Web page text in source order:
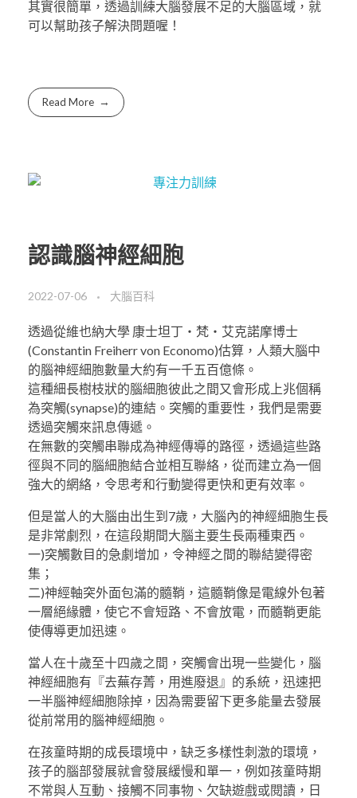
其實很簡單，透過訓練大腦發展不足的大腦區域，就
可以幫助孩子解決問題喔！
Read More
認識腦神經細胞
2022-07-06 大腦百科
透過從維也納大學 康士坦丁‧梵‧艾克諾摩博士
(Constantin Freiherr von Economo)估算，人類大腦中
的腦神經細胞數量大約有一千五百億條。
這種細長樹枝狀的腦細胞彼此之間又會形成上兆個稱
為突觸(synapse)的連結。突觸的重要性，我們是需要
透過突觸來訊息傳遞。
在無數的突觸串聯成為神經傳導的路徑，透過這些路
徑與不同的腦細胞結合並相互聯絡，從而建立為一個
強大的網絡，令思考和行動變得更快和更有效率。
但是當人的大腦由出生到7歲，大腦內的神經細胞生長
是非常劇烈，在這段期間大腦主要生長兩種東西。
一)突觸數目的急劇增加，令神經之間的聯結變得密
集；
二)神經軸突外面包滿的髓鞘，這髓鞘像是電線外包著
一層絕緣體，使它不會短路、不會放電，而髓鞘更能
使傳導更加迅速。
當人在十歲至十四歲之間，突觸會出現一些變化，腦
神經細胞有『去蕪存菁，用進廢退』的系統，迅速把
一半腦神經細胞除掉，因為需要留下更多能量去發展
從前常用的腦神經細胞。
在孩童時期的成長環境中，缺乏多樣性刺激的環境，
孩子的腦部發展就會發展緩慢和單一，例如孩童時期
不常與人互動、接觸不同事物、欠缺遊戲或閱讀，日